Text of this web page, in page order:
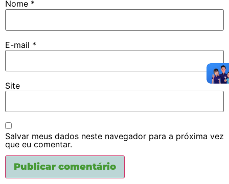
Nome *
E-mail *
Site
Salvar meus dados neste navegador para a próxima vez
que eu comentar.